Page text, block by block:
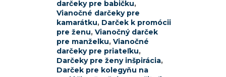
darčeky pre babičku,
Vianočné darčeky pre
kamarátku, Darček k promócii
pre ženu, Vianočný darček
pre manželku, Vianočné
darčeky pre priateľku,
Darčeky pre ženy inšpirácia,
Darček pre kolegyňu na